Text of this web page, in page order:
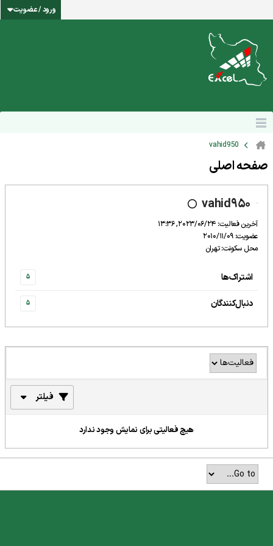
ورود / عضویت
vahid950
صفحه اصلی
vahid950
آخرین فعالیت: 2023/06/24, 13:36
عضویت: 2010/11/09
محل سکونت: تهران
اشتراک‌ها 5
دنبال‌کنندگان 5
فیلتر
هیچ فعالیتی برای نمایش وجود ندارد